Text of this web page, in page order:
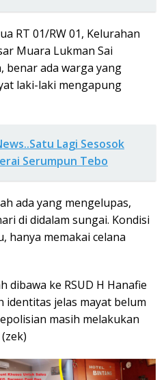
RT 01/RW 01, Kelurahan
Muara Lukman Sai
benar ada warga yang
laki-laki mengapung
Lagi Sesosok
Serumpun Tebo
ada yang mengelupas,
di didalam sungai. Kondisi
hanya memakai celana
dibawa ke RSUD H Hanafie
identitas jelas mayat belum
masih melakukan